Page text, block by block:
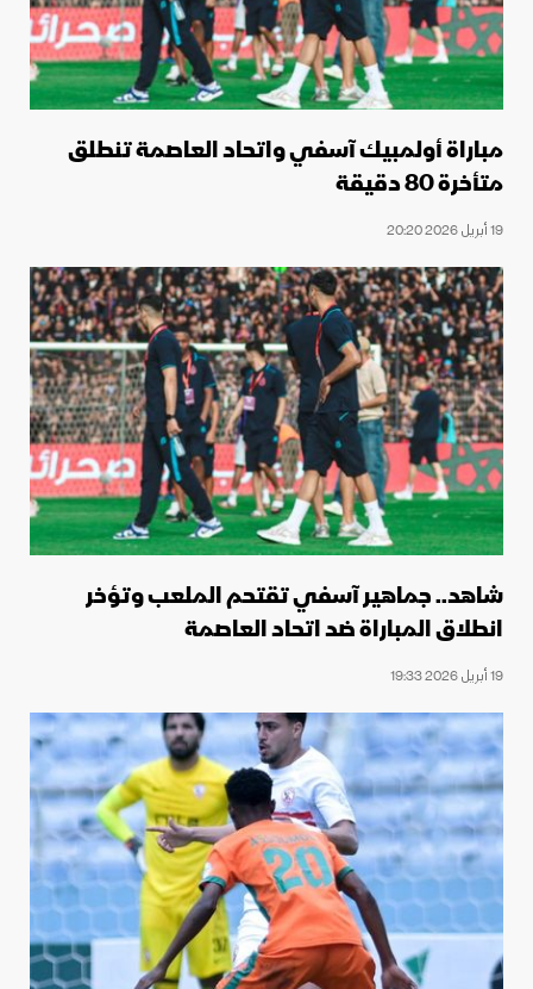
مباراة أولمبيك آسفي واتحاد العاصمة تنطلق
متأخرة 80 دقيقة
19 أبريل 2026 20:20
شاهد.. جماهير آسفي تقتحم الملعب وتؤخر
انطلاق المباراة ضد اتحاد العاصمة
19 أبريل 2026 19:33